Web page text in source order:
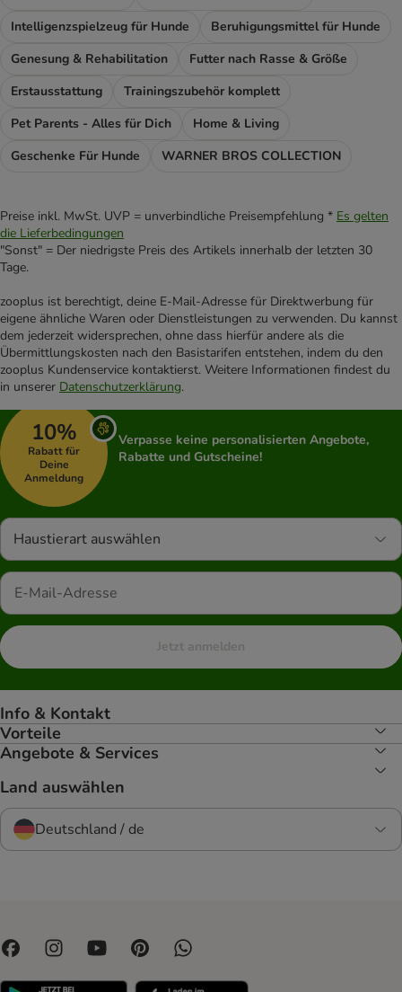
Intelligenzspielzeug für Hunde
Beruhigungsmittel für Hunde
Genesung & Rehabilitation
Futter nach Rasse & Größe
Erstausstattung
Trainingszubehör komplett
Pet Parents - Alles für Dich
Home & Living
Geschenke Für Hunde
WARNER BROS COLLECTION
Preise inkl. MwSt. UVP = unverbindliche Preisempfehlung * Es gelten
die Lieferbedingungen
"Sonst" = Der niedrigste Preis des Artikels innerhalb der letzten 30
Tage.
zooplus ist berechtigt, deine E-Mail-Adresse für Direktwerbung für
eigene ähnliche Waren oder Dienstleistungen zu verwenden. Du kannst
dem jederzeit widersprechen, ohne dass hierfür andere als die
Übermittlungskosten nach den Basistarifen entstehen, indem du den
zooplus Kundenservice kontaktierst. Weitere Informationen findest du
in unserer Datenschutzerklärung.
10%
Rabatt für
Deine
Anmeldung
Verpasse keine personalisierten Angebote,
Rabatte und Gutscheine!
Haustierart auswählen
Jetzt anmelden
Info & Kontakt
Vorteile
Angebote & Services
Land auswählen
Deutschland / de